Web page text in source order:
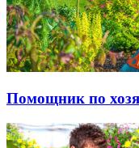
Помощник по